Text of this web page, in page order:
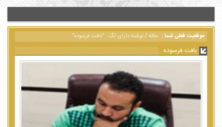
موقعیت فعلی شما : خانه/نوشته دارای تگ : "بافت فرسوده"
بافت فرسوده